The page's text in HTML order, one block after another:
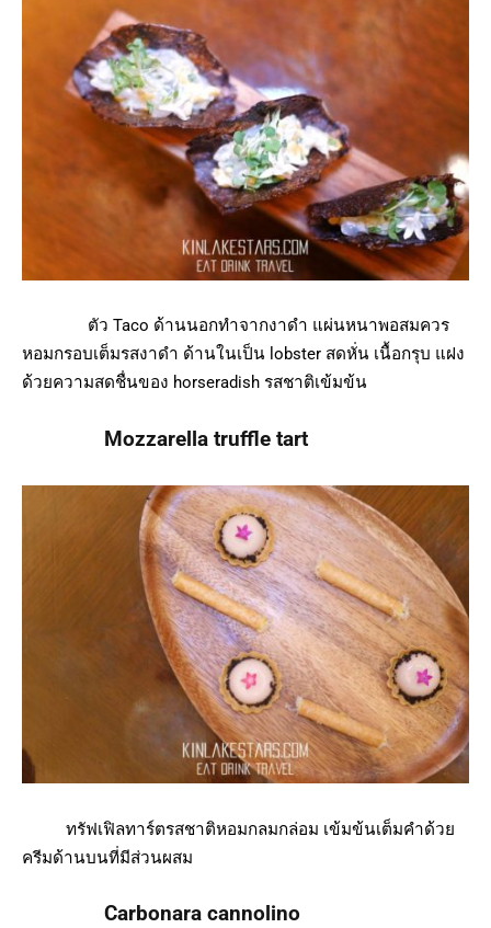
ตัว Taco ด้านนอกทำจากงาดำ แผ่นหนาพอสมควร
หอมกรอบเต็มรสงาดำ ด้านในเป็น lobster สดหั่น เนื้อกรุบ แฝง
ด้วยความสดชื่นของ horseradish รสชาติเข้มข้น
Mozzarella truffle tart
ทรัฟเฟิลทาร์ตรสชาติหอมกลมกล่อม เข้มข้นเต็มคำด้วย
ครีมด้านบนที่มีส่วนผสม
Carbonara cannolino